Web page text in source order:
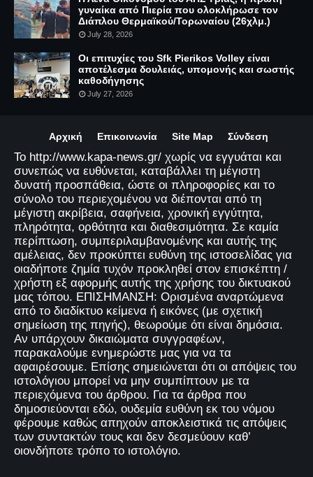
γυναίκα από Πιερία που ολοκλήρωσε τον
Διάπλου Θερμαϊκού/Τορωναίου (26χλμ.)
July 28, 2026
Οι επιτυχίες του Sfk Pierikos Volley είναι
αποτέλεσμα δουλειάς, υπομονής και σωστής
καθοδήγησης
July 27, 2026
Αρχική Επικοινωνία Site Map Σύνδεση
Το http://www.kapa-news.gr/ χωρίς να εγγυάται και
συνεπώς να ευθύνεται, καταβάλλει τη μέγιστη
δυνατή προσπάθεια, ώστε οι πληροφορίες και το
σύνολο του περιεχομένου να διέπονται από τη
μέγιστη ακρίβεια, σαφήνεια, χρονική εγγύτητα,
πληρότητα, ορθότητα και διαθεσιμότητα. Σε καμία
περίπτωση, συμπεριλαμβανομένης και αυτής της
αμέλειας, δεν προκύπτει ευθύνη της ιστοσελίδας για
οιαδήποτε ζημία τυχόν προκληθεί στον επισκέπτη /
χρήστη εξ αφορμής αυτής της χρήσης του δικτυακού
μας τόπου. ΕΠΙΣΗΜΑΝΣΗ: Ορισμένα αναρτώμενα
από το διαδίκτυο κείμενα ή εικόνες (με σχετική
σημείωση της πηγής), θεωρούμε ότι είναι δημόσια.
Αν υπάρχουν δικαιώματα συγγραφέων,
παρακαλούμε ενημερώστε μας για να τα
αφαιρέσουμε. Επίσης σημειώνεται ότι οι απόψεις του
ιστολόγιου μπορεί να μην συμπίπτουν με τα
περιεχόμενα του άρθρου. Για τα άρθρα που
δημοσιεύονται εδώ, ουδεμία ευθύνη εκ του νόμου
φέρουμε καθώς απηχούν αποκλειστικά τις απόψεις
των συντακτών τους και δεν δεσμεύουν καθ’
οιονδήποτε τρόπο το ιστολόγιο.